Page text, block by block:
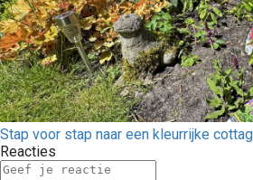
Stap voor stap naar een kleurrijke
Reacties